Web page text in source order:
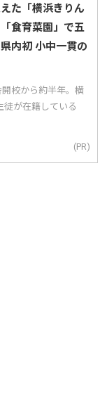
た「横浜きりん
食育菜園」で五
内初 小中一貫の
校から約半年。横
徒が在籍している
(PR)